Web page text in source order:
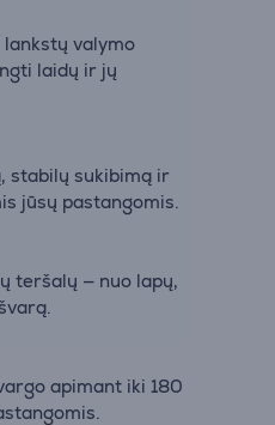
valymo
laidų ir jų
stabilų sukibimą ir
jūsų pastangomis.
teršalų — nuo lapų,
apimant iki 180